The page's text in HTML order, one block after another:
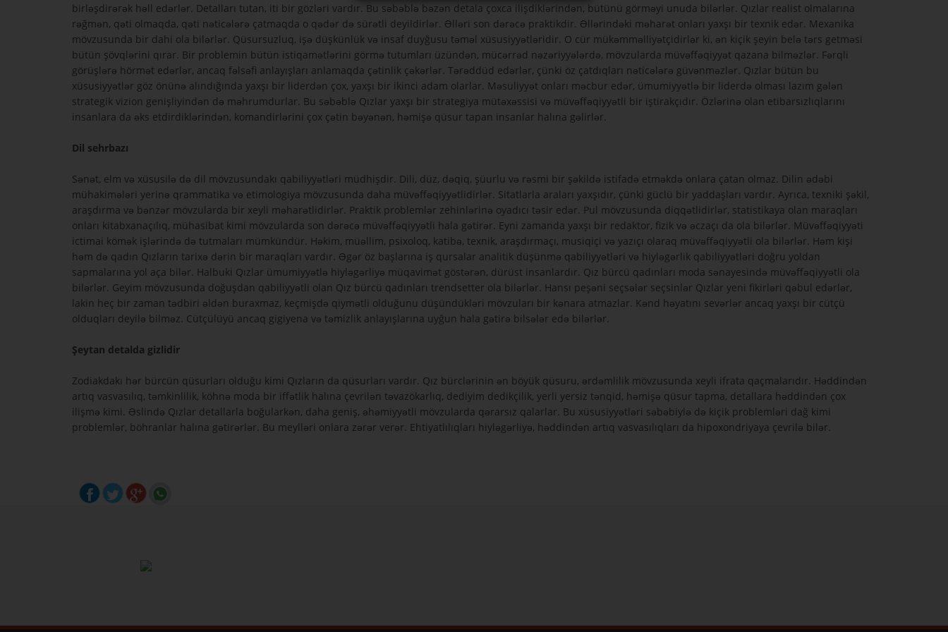
birləşdirərək həll edərlər. Detalları tutan, iti bir gözləri vardır. Bu səbəblə bəzən detala çoxca ilişdiklərindən, bütünü görməyi unuda bilərlər. Qızlar realist olmalarına
rəğmən, qəti olmaqda, qəti nəticələrə çatmaqda o qədər də sürətli deyildirlər. Əlləri son dərəcə praktikdir. Əllərindəki məharət onları yaxşı bir texnik edər. Mexanika
mövzusunda bir dahi ola bilərlər. Qüsursuzluq, işə düşkünlük və insaf duyğusu təməl xüsusiyyətləridir. O cür mükəmməlliyətçidirlər ki, ən kiçik şeyin belə tərs getməsi
bütün şövqlərini qırar. Bir problemin bütün istiqamətlərini görmə tutumları üzündən, mücərrəd nəzəriyyələrdə, mövzularda müvəffəqiyyət qazana bilməzlər. Fərqli
görüşlərə hörmət edərlər, ancaq fəlsəfi anlayışları anlamaqda çətinlik çəkərlər. Tərəddüd edərlər, çünki öz çatdıqları nəticələrə güvənməzlər. Qızlar bütün bu
xüsusiyyətlər göz önünə alındığında yaxşı bir liderdən çox, yaxşı bir ikinci adam olarlar. Məsuliyyət onları məcbur edər, ümumiyyətlə bir liderdə olması lazım gələn
strategik vizion genişliyindən də məhrumdurlar. Bu səbəblə Qızlar yaxşı bir strategiya mütəxəssisi və müvəffəqiyyətli bir iştirakçıdır. Özlərinə olan etibarsızlıqlarını
insanlara da əks etdirdiklərindən, komandirlərini çox çətin bəyənən, həmişə qüsur tapan insanlar halına gəlirlər.
Dil sehrbazı
Sənət, elm və xüsusilə də dil mövzusundakı qabiliyyətləri müdhişdir. Dili, düz, dəqiq, şüurlu və rəsmi bir şəkildə istifadə etməkdə onlara çatan olmaz. Dilin ədəbi
mühakimələri yerinə qrammatika və etimologiya mövzusunda daha müvəffəqiyyətlidirlər. Sitatlarla araları yaxşıdır, çünki güclü bir yaddaşları vardır. Ayrıca, texniki şəkil,
araşdırma və bənzər mövzularda bir xeyli məharətlidirlər. Praktik problemlər zehinlərinə oyadıcı təsir edər. Pul mövzusunda diqqətlidirlər, statistikaya olan maraqları
onları kitabxanaçılıq, mühasibat kimi mövzularda son dərəcə müvəffəqiyyətli hala gətirər. Eyni zamanda yaxşı bir redaktor, fizik və əczaçı da ola bilərlər. Müvəffəqiyyəti
ictimai kömək işlərində də tutmaları mümkündür. Həkim, müəllim, psixoloq, katibə, texnik, araşdırmaçı, musiqiçi və yazıçı olaraq müvəffəqiyyətli ola bilərlər. Həm kişi
həm də qadın Qızların tarixə dərin bir maraqları vardır. Əgər öz başlarına iş qursalar analitik düşünmə qabiliyyətləri və hiyləgərlik qabiliyyətləri doğru yoldan
sapmalarına yol aça bilər. Halbuki Qızlar ümumiyyətlə hiyləgərliyə müqavimət göstərən, dürüst insanlardır. Qız bürcü qadınları moda sənayesində müvəffəqiyyətli ola
bilərlər. Geyim mövzusunda doğuşdan qabiliyyətli olan Qız bürcü qadınları trendsetter ola bilərlər. Hansı peşəni seçsələr seçsinlər Qızlar yeni fikirləri qəbul edərlər,
lakin heç bir zaman tədbiri əldən buraxmaz, keçmişdə qiymətli olduğunu düşündükləri mövzuları bir kənara atmazlar. Kənd həyatını sevərlər ancaq yaxşı bir cütçü
olduqları deyilə bilməz. Cütçülüyü ancaq gigiyena və təmizlik anlayışlarına uyğun hala gətirə bilsələr edə bilərlər.
Şeytan detalda gizlidir
Zodiakdakı hər bürcün qüsurları olduğu kimi Qızların da qüsurları vardır. Qız bürclərinin ən böyük qüsuru, ərdəmlilik mövzusunda xeyli ifrata qaçmalarıdır. Həddindən
artıq vasvasılıq, təmkinlilik, köhnə moda bir iffətlik halına çevrilən təvazökarlıq, dediyim dedikçilik, yerli yersiz tənqid, həmişə qüsur tapma, detallara həddindən çox
ilişmə kimi. Əslində Qızlar detallarla boğularkən, daha geniş, əhəmiyyətli mövzularda qərarsız qalarlar. Bu xüsusiyyətləri səbəbiylə də kiçik problemləri dağ kimi
problemlər, böhranlar halına gətirərlər. Bu meylləri onlara zərər verər. Ehtiyatlılıqları hiyləgərliyə, həddindən artıq vasvasılıqları da hipoxondriyaya çevrilə bilər.